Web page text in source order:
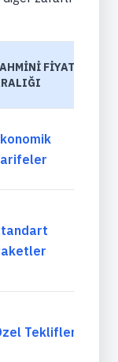
FIYAT
Teklifler